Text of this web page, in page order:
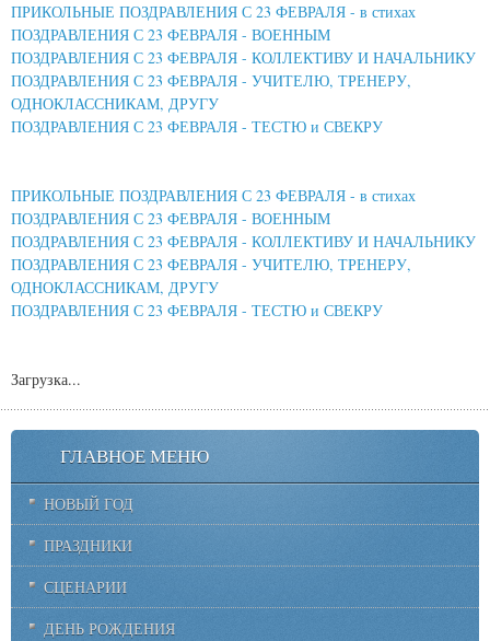
ПРИКОЛЬНЫЕ ПОЗДРАВЛЕНИЯ С 23 ФЕВРАЛЯ - в стихах
ПОЗДРАВЛЕНИЯ С 23 ФЕВРАЛЯ - ВОЕННЫМ
ПОЗДРАВЛЕНИЯ С 23 ФЕВРАЛЯ - КОЛЛЕКТИВУ И НАЧАЛЬНИКУ
ПОЗДРАВЛЕНИЯ С 23 ФЕВРАЛЯ - УЧИТЕЛЮ, ТРЕНЕРУ,
ОДНОКЛАССНИКАМ, ДРУГУ
ПОЗДРАВЛЕНИЯ С 23 ФЕВРАЛЯ - ТЕСТЮ и СВЕКРУ
ПРИКОЛЬНЫЕ ПОЗДРАВЛЕНИЯ С 23 ФЕВРАЛЯ - в стихах
ПОЗДРАВЛЕНИЯ С 23 ФЕВРАЛЯ - ВОЕННЫМ
ПОЗДРАВЛЕНИЯ С 23 ФЕВРАЛЯ - КОЛЛЕКТИВУ И НАЧАЛЬНИКУ
ПОЗДРАВЛЕНИЯ С 23 ФЕВРАЛЯ - УЧИТЕЛЮ, ТРЕНЕРУ,
ОДНОКЛАССНИКАМ, ДРУГУ
ПОЗДРАВЛЕНИЯ С 23 ФЕВРАЛЯ - ТЕСТЮ и СВЕКРУ
Загрузка...
ГЛАВНОЕ МЕНЮ
НОВЫЙ ГОД
ПРАЗДНИКИ
СЦЕНАРИИ
ДЕНЬ РОЖДЕНИЯ